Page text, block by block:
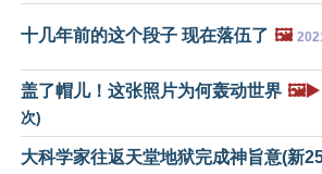
十几年前的这个段子 现在落伍了 🖼️
盖了帽儿！这张照片为何轰动世界 🖼️▶️
次)
大科学家往返天堂地狱完成神旨意(新